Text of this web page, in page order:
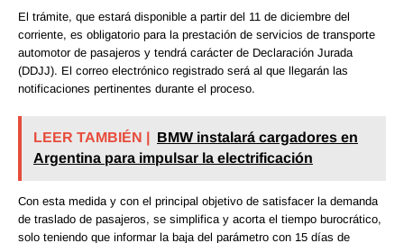
El trámite, que estará disponible a partir del 11 de diciembre del
corriente, es obligatorio para la prestación de servicios de transporte
automotor de pasajeros y tendrá carácter de Declaración Jurada
(DDJJ). El correo electrónico registrado será al que llegarán las
notificaciones pertinentes durante el proceso.
LEER TAMBIÉN | BMW instalará cargadores en
Argentina para impulsar la electrificación
Con esta medida y con el principal objetivo de satisfacer la demanda
de traslado de pasajeros, se simplifica y acorta el tiempo burocrático,
solo teniendo que informar la baja del parámetro con 15 días de